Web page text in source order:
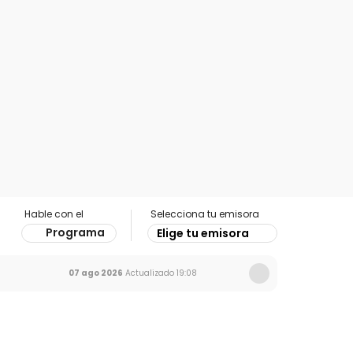
Hable con el
Programa
Selecciona tu emisora
Elige tu emisora
07 ago 2026 Actualizado 19:08